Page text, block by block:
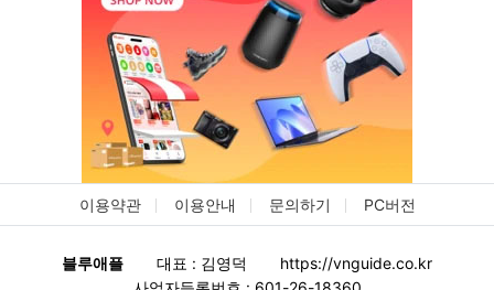
이용약관 이용안내 문의하기 PC버전
블루애플 대표 : 김영덕
https://vnguide.co.kr